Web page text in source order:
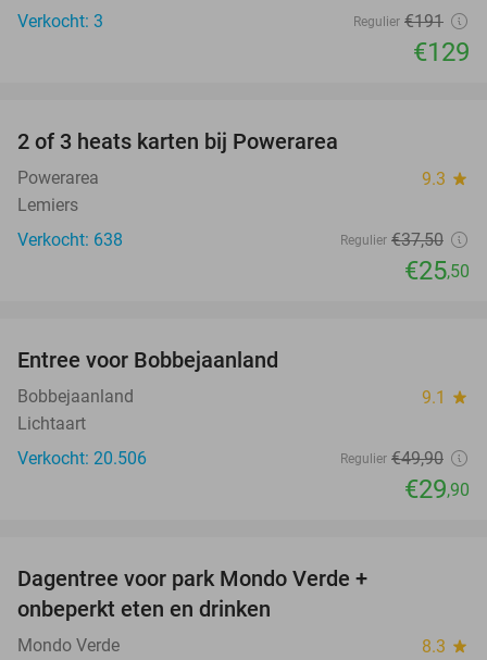
Verkocht: 3 Regulier €191
€129
2 of 3 heats karten bij Powerarea
Powerarea 9.3 star
Lemiers
Verkocht: 638
Regulier €37,50
€25,50
Entree voor Bobbejaanland
Bobbejaanland 9.1 star
Lichtaart
Verkocht: 20.506
Regulier €49,90
€29,90
Dagentree voor park Mondo Verde +
onbeperkt eten en drinken
Mondo Verde 8.3 star